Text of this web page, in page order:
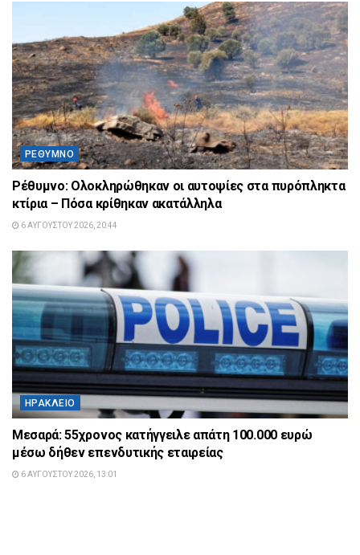
ΡΈΘΥΜΝΟ
Ρέθυμνο: Ολοκληρώθηκαν οι αυτοψίες στα πυρόπληκτα
κτίρια – Πόσα κρίθηκαν ακατάλληλα
6 ΑΥΓΟΎΣΤΟΥ 2026, 20:44
ΗΡΆΚΛΕΙΟ
Μεσαρά: 55χρονος κατήγγειλε απάτη 100.000 ευρώ
μέσω δήθεν επενδυτικής εταιρείας
6 ΑΥΓΟΎΣΤΟΥ 2026, 13:01